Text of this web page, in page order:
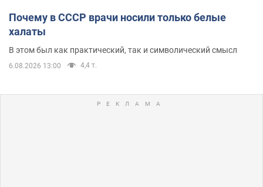
Почему в СССР врачи носили только белые
халаты
В этом был как практический, так и символический смысл
6.08.2026 13:00 4,4 т.